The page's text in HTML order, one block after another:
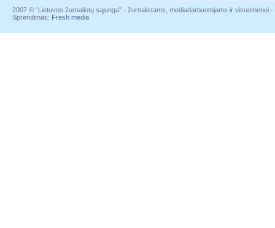
2007 © “Lietuvos žurnalistų sąjunga” - žurnalistams, mediadarbuotojams ir visuomenei
Sprendimas: Fresh media